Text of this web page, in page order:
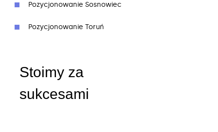
Pozycjonowanie Sosnowiec
Pozycjonowanie Toruń
Stoimy za
sukcesami